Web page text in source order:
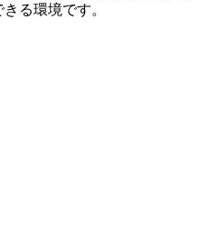
る環境です。